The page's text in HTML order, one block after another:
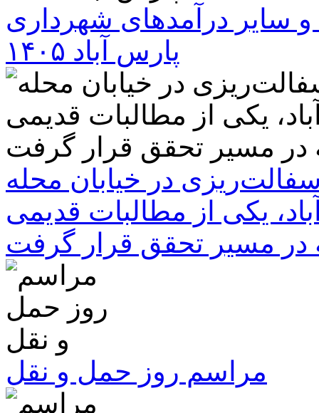
سایر درآمدهای شهرداری
پارس آباد ۱۴۰۵
در خیابان محله
یکی از مطالبات قدیمی
در مسیر تحقق قرار گرفت
مراسم روز حمل و نقل